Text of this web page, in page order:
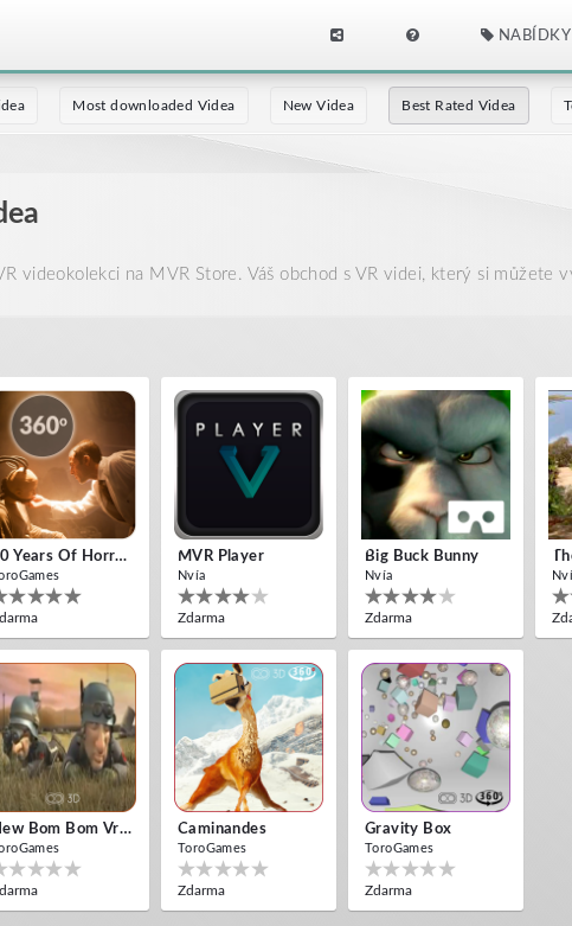
NABÍDKY
Most downloaded Videa New Videa Best Rated Videa
videokolekci na MVR Store. Váš obchod s VR videi, který si můžete
10 Years Of Horror Nights MVR Player
Nvía
Zdarma
Big Buck Bunny
Nvía
Zdarma
New Bom Bom Vr SBS 2020 Caminandes
ToroGames
Zdarma
Gravity Box
ToroGames
Zdarma